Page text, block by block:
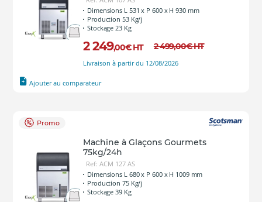
Dimensions L 531 x P 600 x H 930 mm
Production 53 Kg/j
Stockage 23 Kg
2 249,00€ HT 2 499,00€HT
Livraison à partir du 12/08/2026
Ajouter au comparateur
Promo
Machine à Glaçons Gourmets
75kg/24h
Ref: ACM 127 AS
Dimensions L 680 x P 600 x H 1009 mm
Production 75 Kg/j
Stockage 39 Kg